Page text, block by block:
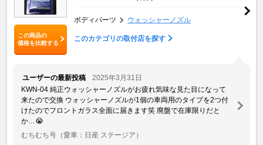
この商品の
価格を比較する
ボディパーツ ウォッシャーノズル
このカテゴリの取付店を探す
ユーザーの最新投稿
2025年3月31日
KWN-04 純正ウォッシャーノズルがお疲れ気味な見た目になって
来たので交換 ウォッシャーノズルが1個の車両用のタイプを2つ付
けたのでフロントガラス全面に届きます笑 廃盤で在庫限りだと
か…😭
むちむち号 （愛車：日産 ステージア）